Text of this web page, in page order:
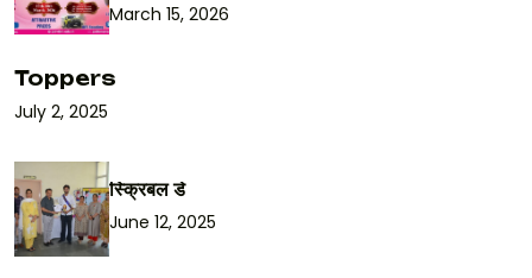
March 15, 2026
Toppers
July 2, 2025
स्क्रिबल डे
June 12, 2025